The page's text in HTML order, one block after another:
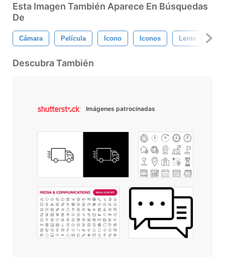
Esta Imagen También Aparece En Búsquedas
De
Cámara Película Icono Iconos Lente
Descubra También
Imágenes patrocinadas